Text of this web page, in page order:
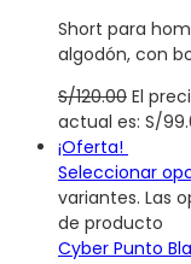
Short para
algodón, con
S/120.00 El
actual es: S/
¡Oferta!
Seleccionar
variantes. Las
de producto
Cyber Punto